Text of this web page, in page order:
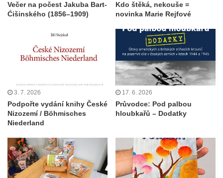
Večer na počest Jakuba Bart-
Ćišinského (1856–1909)
Kdo štěká, nekouše =
novinka Marie Rejfové
3. 7. 2026
Podpořte vydání knihy České
Nizozemí / Böhmisches
Niederland
17. 6. 2026
Průvodce: Pod palbou
hloubkařů – Dodatky